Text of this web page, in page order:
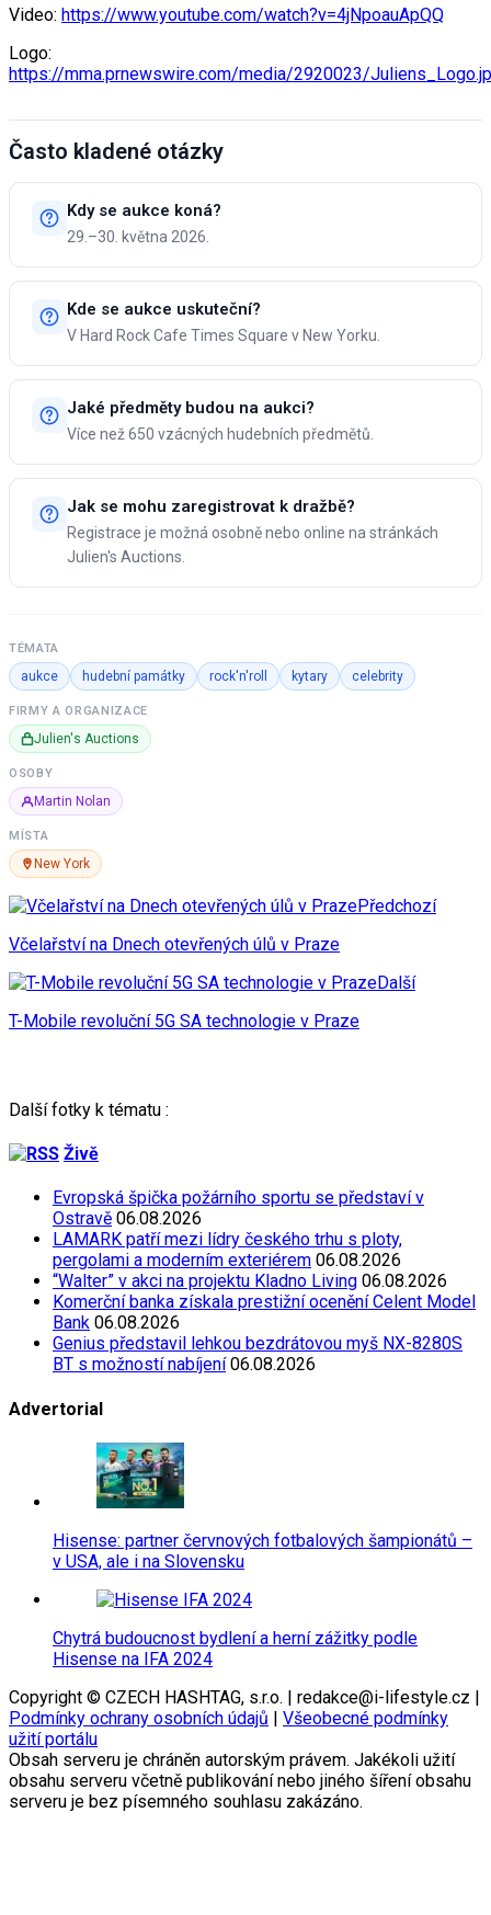
Video: https://www.youtube.com/watch?v=4jNpoauApQQ
Logo:
https://mma.prnewswire.com/media/2920023/
Často kladené otázky
Kdy se aukce koná?
29.–30. května 2026.
Kde se aukce uskuteční?
V Hard Rock Cafe Times Square v New Yorku.
Jaké předměty budou na aukci?
Více než 650 vzácných hudebních předmětů.
Jak se mohu zaregistrovat k dražbě?
Registrace je možná osobně nebo online na stránkách
Julien's Auctions.
TÉMATA
aukce hudební památky rock'n'roll kytary celebrity
FIRMY A ORGANIZACE
Julien's Auctions
OSOBY
Martin Nolan
MÍSTA
New York
Předchozí
Včelařství na Dnech otevřených úlů v Praze
Další
T-Mobile revoluční 5G SA technologie v Praze
Další fotky k tématu :
Živě
Evropská špička požárního sportu se představí v
Ostravě 06.08.2026
LAMARK patří mezi lídry českého trhu s ploty,
pergolami a moderním exteriérem 06.08.2026
“Walter” v akci na projektu Kladno Living 06.08.2026
Komerční banka získala prestižní ocenění Celent Model
Bank 06.08.2026
Genius představil lehkou bezdrátovou myš NX-8280S
BT s možností nabíjení 06.08.2026
Advertorial
Hisense: partner červnových fotbalových šampionátů –
v USA, ale i na Slovensku
Chytrá budoucnost bydlení a herní zážitky podle
Hisense na IFA 2024
Copyright © CZECH HASHTAG, s.r.o. | redakce@i-lifestyle.cz |
Podmínky ochrany osobních údajů | Všeobecné podmínky
užití portálu
Obsah serveru je chráněn autorským právem. Jakékoli užití
obsahu serveru včetně publikování nebo jiného šíření obsahu
serveru je bez písemného souhlasu zakázáno.